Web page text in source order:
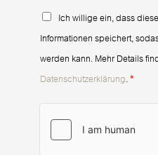
D
S
G
V
Ich willige ein, dass
Informationen speichert,
werden kann. Mehr Details
Datenschutzerklärung.*